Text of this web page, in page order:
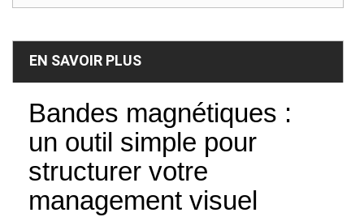
EN SAVOIR PLUS
Bandes magnétiques :
un outil simple pour
structurer votre
management visuel